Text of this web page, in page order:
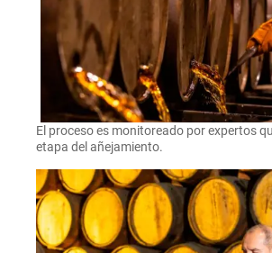
El proceso es monitoreado por expertos
etapa del añejamiento.